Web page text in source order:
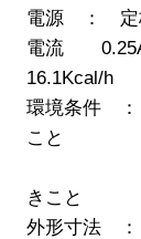
電源 ： 定
電流
16.1Kcal/h
環境条件
こと
保管時
きこと
外形寸法